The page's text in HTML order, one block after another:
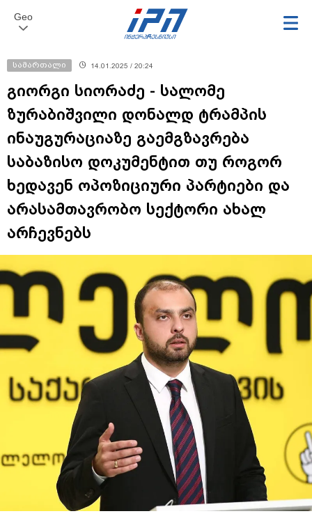
Geo
სამართალი 14.01.2025 / 20:24
გიორგი სიორაძე - სალომე
ზურაბიშვილი დონალდ ტრამპის
ინაუგურაციაზე გაემგზავრება
საბაზისო დოკუმენტით თუ როგორ
ხედავენ ოპოზიციური პარტიები და
არასამთავრობო სექტორი ახალ
არჩევნებს